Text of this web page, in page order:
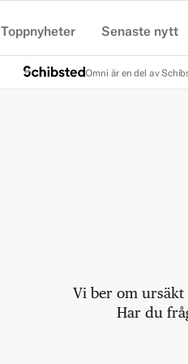
Toppnyheter Senaste nytt
Omni är en del av
Vi ber om
Har du